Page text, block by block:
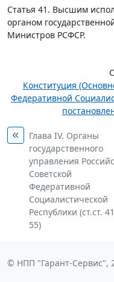
Статья 41. Высшим
органом
Министров РСФСР.
Конституция
Федеративной
Глава IV. Органы
государственного
управления
Советской
Федеративной
Социалистической
Республики (ст.ст.
55)
© НПП "Гарант-Сервис",